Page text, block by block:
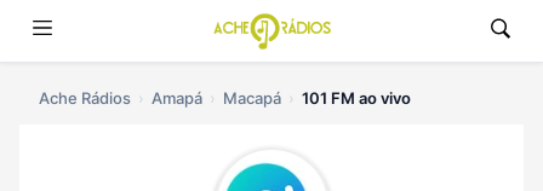
Ache Rádios Amapá Macapá 101 FM ao vivo